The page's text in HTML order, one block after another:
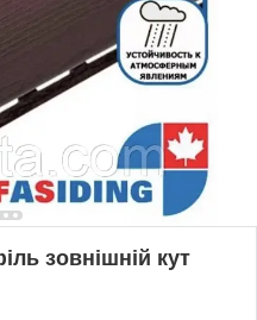
зовнішній кут